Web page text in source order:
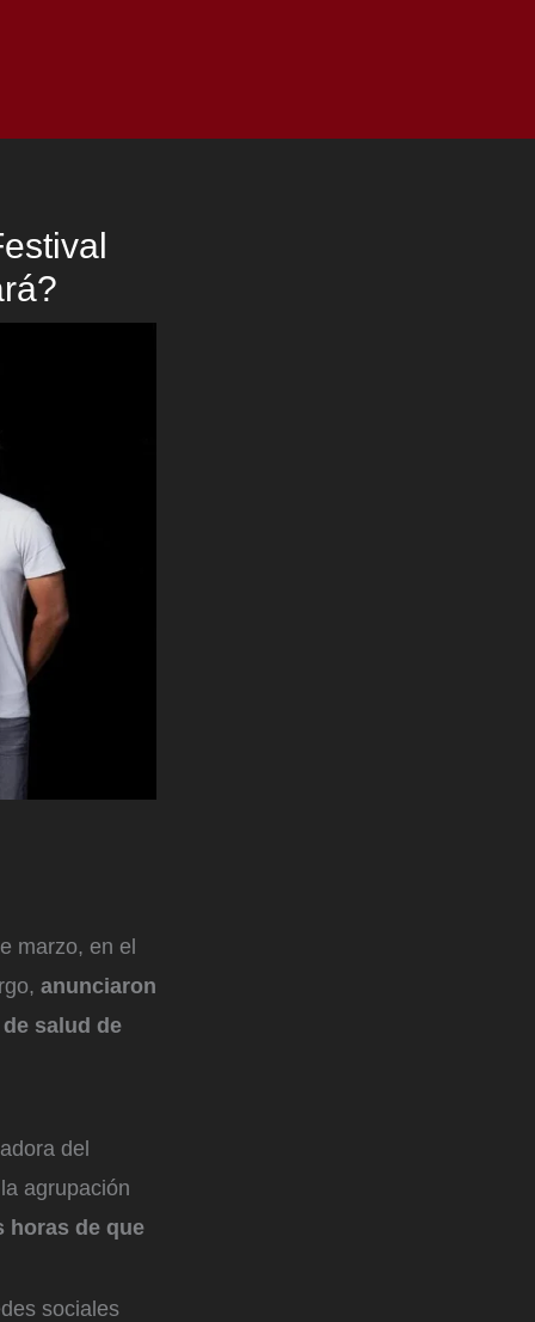
marzo, en el
anunciaron
salud de
del
agrupación
horas de que
sociales